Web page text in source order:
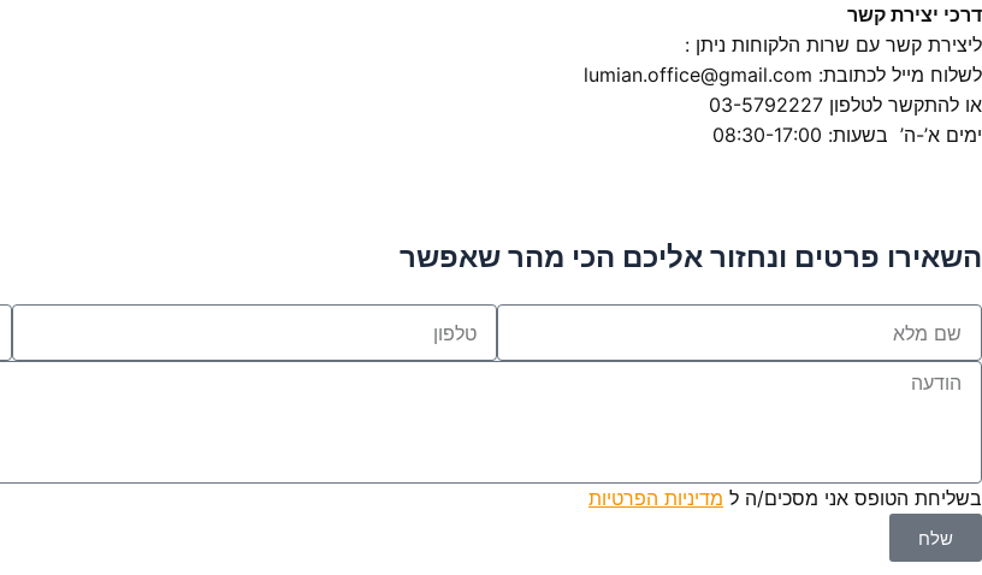
דרכי יצירת קשר
ליצירת קשר עם שרות הלקוחות ניתן :
לשלוח מייל לכתובת: lumian.office@gmail.com
או להתקשר לטלפון 03-5792227
ימים א’-ה’ בשעות: 08:30-17:00
השאירו פרטים ונחזור אליכם הכי מהר שאפשר
מלא
Message
בשליחת הטופס אני מסכים/ה ל מדיניות הפרטיות
שלח